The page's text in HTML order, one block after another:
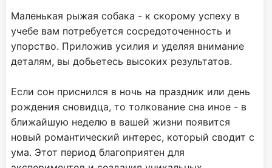
Маленькая рыжая собака - к скорому успеху в
учебе вам потребуется сосредоточенность и
упорство. Приложив усилия и уделяя внимание
деталям, вы добьетесь высоких результатов.
Если сон приснился в ночь на праздник или день
рождения сновидца, то толкование сна иное - в
ближайшую неделю в вашей жизни появится
новый романтический интерес, который сводит с
ума. Этот период благоприятен для